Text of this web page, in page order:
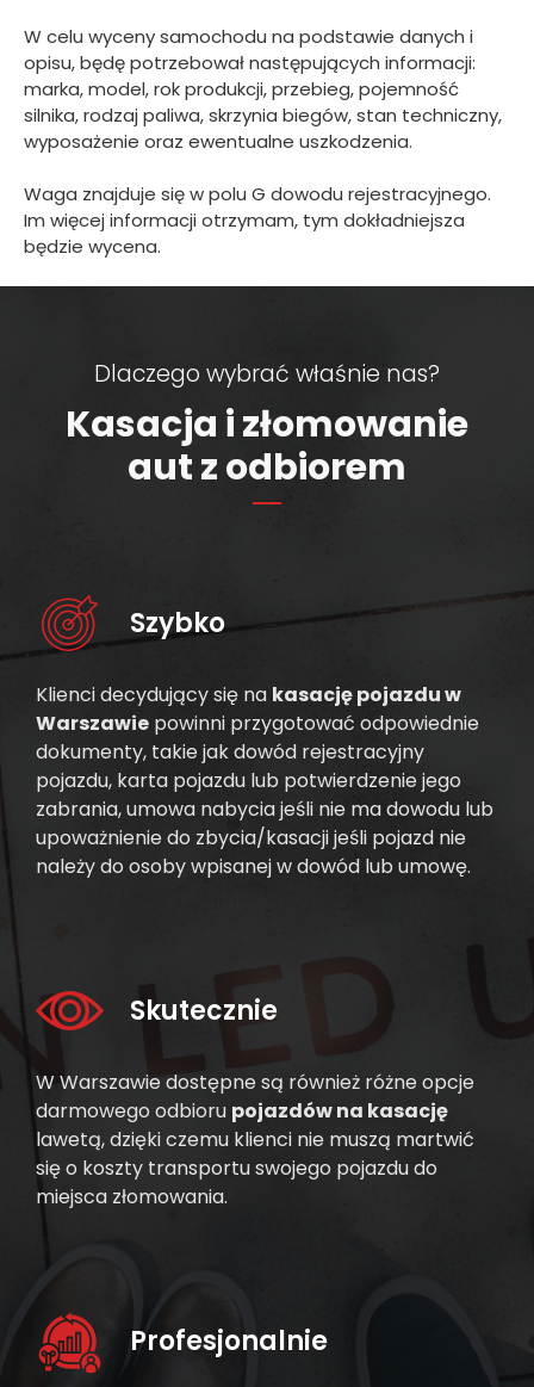
W celu wyceny samochodu na podstawie danych i
opisu, będę potrzebował następujących informacji:
marka, model, rok produkcji, przebieg, pojemność
silnika, rodzaj paliwa, skrzynia biegów, stan techniczny,
wyposażenie oraz ewentualne uszkodzenia.
Waga znajduje się w polu G dowodu rejestracyjnego.
Im więcej informacji otrzymam, tym dokładniejsza
będzie wycena.
Dlaczego wybrać właśnie nas?
Kasacja i złomowanie
aut z odbiorem
Szybko
Klienci decydujący się na kasację pojazdu w
Warszawie powinni przygotować odpowiednie
dokumenty, takie jak dowód rejestracyjny
pojazdu, karta pojazdu lub potwierdzenie jego
zabrania, umowa nabycia jeśli nie ma dowodu lub
upoważnienie do zbycia/kasacji jeśli pojazd nie
należy do osoby wpisanej w dowód lub umowę.
Skutecznie
W Warszawie dostępne są również różne opcje
darmowego odbioru pojazdów na kasację
lawetą, dzięki czemu klienci nie muszą martwić
się o koszty transportu swojego pojazdu do
miejsca złomowania.
Profesjonalnie